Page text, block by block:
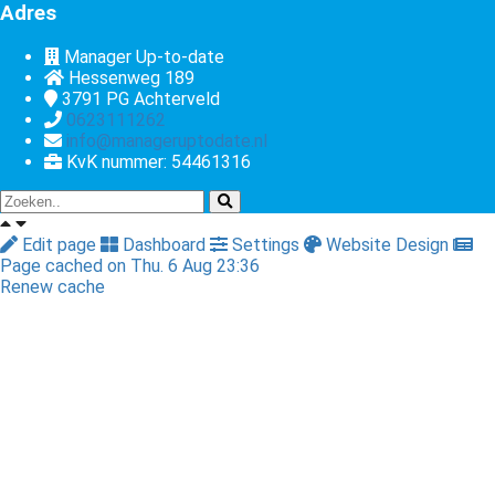
Adres
Manager Up-to-date
Hessenweg 189
3791 PG Achterveld
0623111262
info@manageruptodate.nl
KvK nummer: 54461316
Edit page Dashboard Settings
Website Design
Page cached on Thu. 6 Aug 23:36
Renew cache